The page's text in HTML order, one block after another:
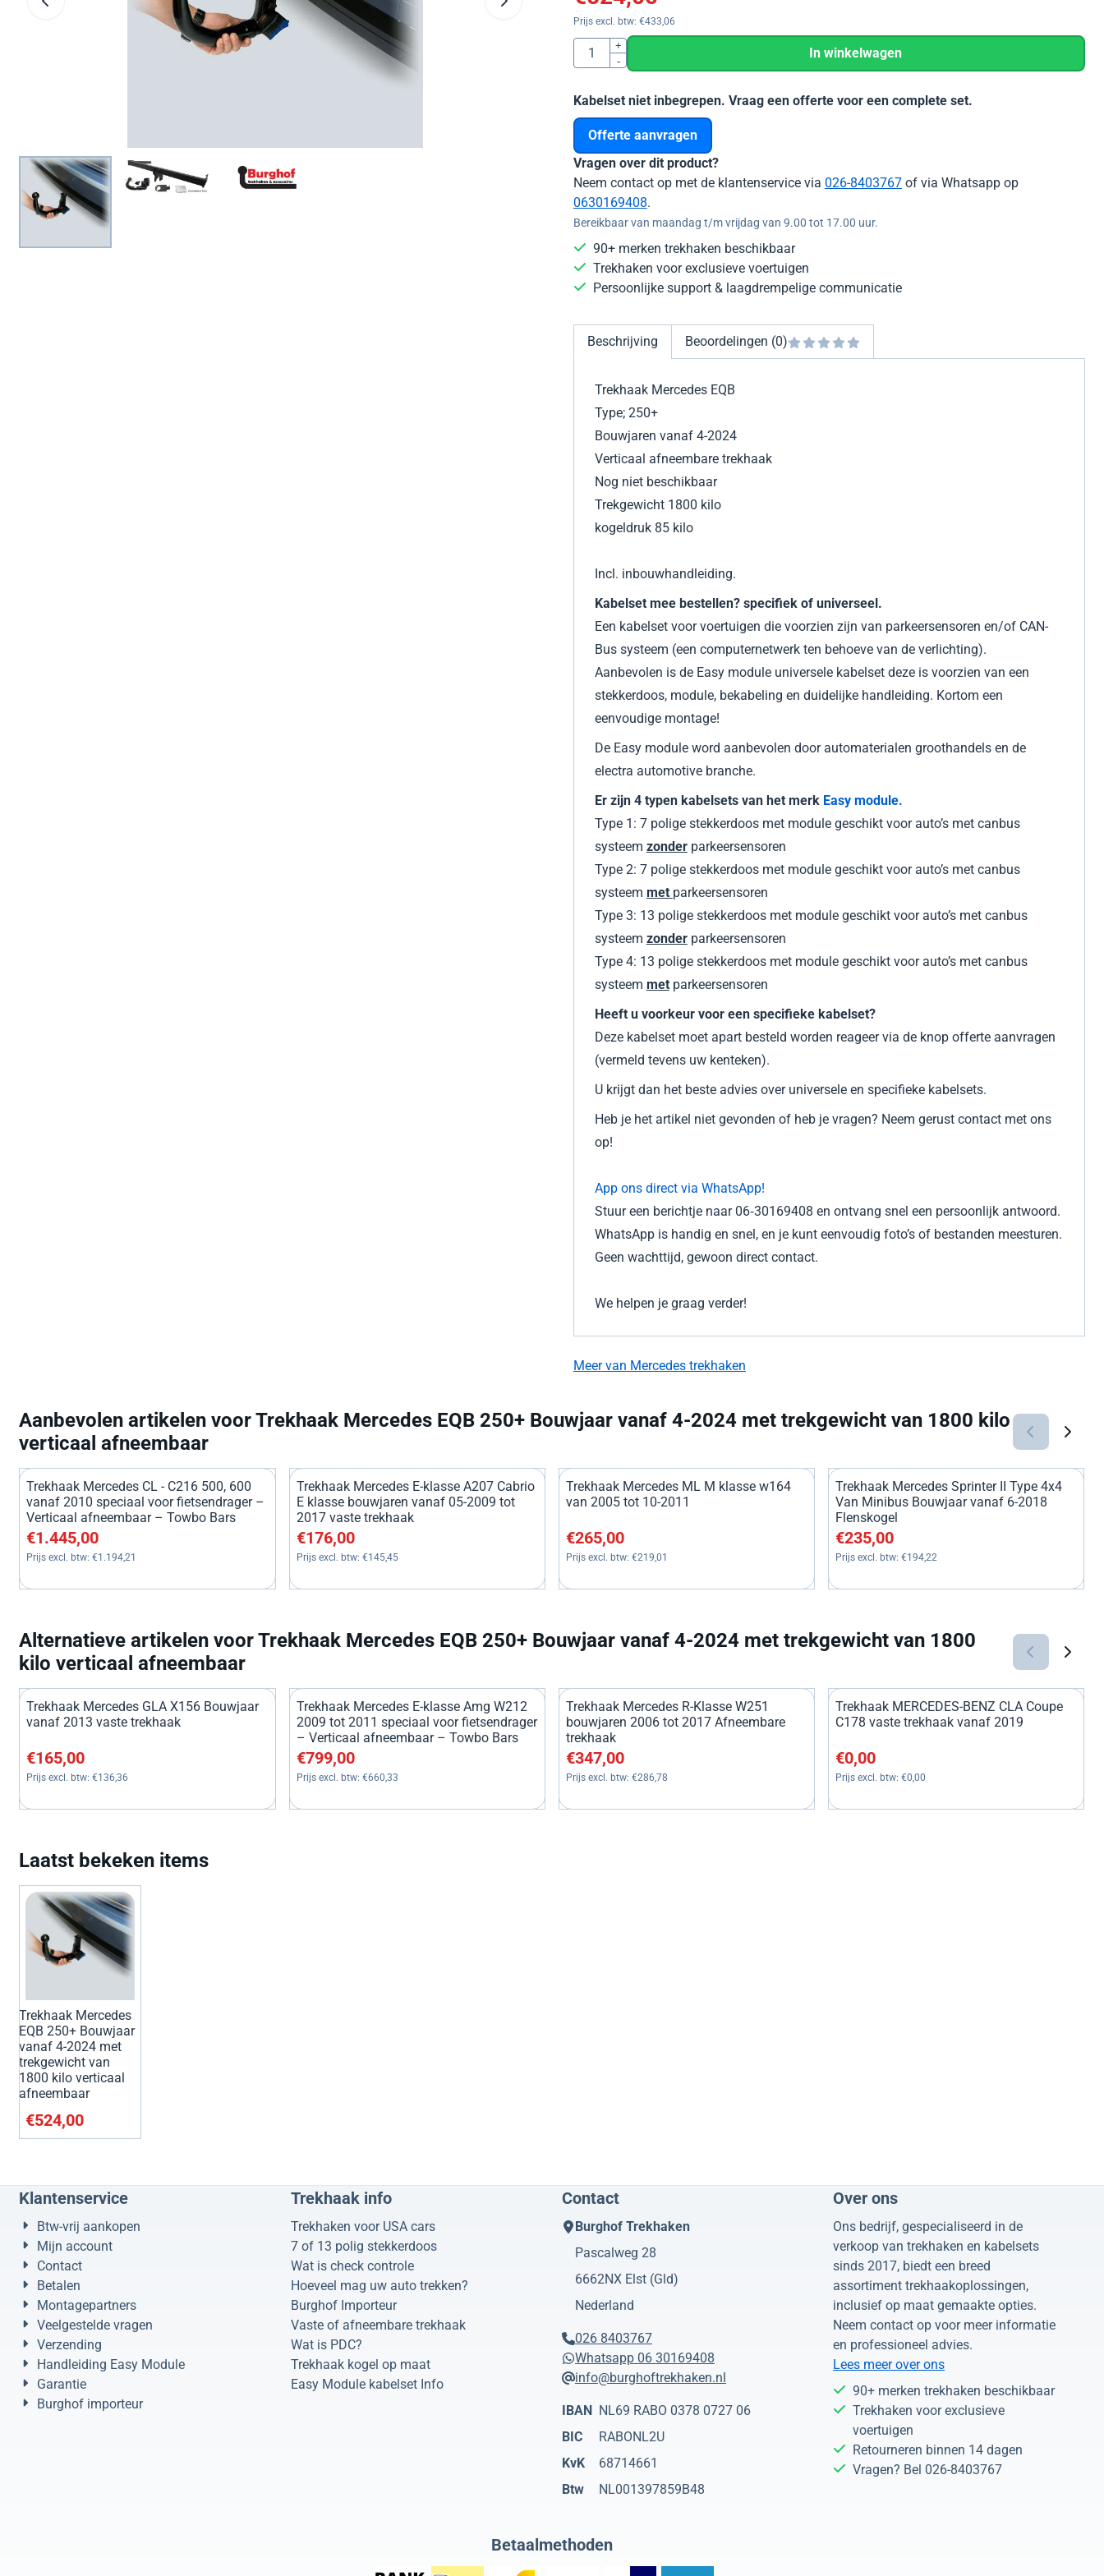
Prijs excl. btw: €433,06
Aantal
+
-
In winkelwagen
Kabelset niet inbegrepen. Vraag een offerte voor een complete set.
Offerte aanvragen
Vragen over dit product?
Neem contact op met de klantenservice via 026-8403767of via Whatsapp op
0630169408.
Bereikbaar van maandag t/m vrijdag van 9.00 tot 17.00 uur.
90+ merken trekhaken beschikbaar
Trekhaken voor exclusieve voertuigen
Persoonlijke support & laagdrempelige communicatie
Beschrijving Beoordelingen (0)
Trekhaak Mercedes EQB
Type; 250+
Bouwjaren vanaf 4-2024
Verticaal afneembare trekhaak
Nog niet beschikbaar
Trekgewicht 1800 kilo
kogeldruk 85 kilo
Incl. inbouwhandleiding.
Kabelset mee bestellen? specifiek of universeel.
Een kabelset voor voertuigen die voorzien zijn van parkeersensoren en/of CAN-
Bus systeem (een computernetwerk ten behoeve van de verlichting).
Aanbevolen is de Easy module universele kabelset deze is voorzien van een
stekkerdoos, module, bekabeling en duidelijke handleiding. Kortom een
eenvoudige montage!
De Easy module word aanbevolen door automaterialen groothandels en de
electra automotive branche.
Er zijn 4 typen kabelsets van het merk Easy module.
Type 1: 7 polige stekkerdoos met module geschikt voor auto’s met canbus
systeem zonderparkeersensoren
Type 2: 7 polige stekkerdoos met module geschikt voor auto’s met canbus
systeem met parkeersensoren
Type 3: 13 polige stekkerdoos met module geschikt voor auto’s met canbus
systeem zonder parkeersensoren
Type 4: 13 polige stekkerdoos met module geschikt voor auto’s met canbus
systeem metparkeersensoren
Heeft u voorkeur voor een specifieke kabelset?
Deze kabelset moet apart besteld worden reageer via de knop offerte aanvragen
(vermeld tevens uw kenteken).
U krijgt dan het beste advies over universele en specifieke kabelsets.
Heb je het artikel niet gevonden of heb je vragen? Neem gerust contact met ons
op!
App ons direct via WhatsApp!
Stuur een berichtje naar 06‑30169408 en ontvang snel een persoonlijk antwoord.
WhatsApp is handig en snel, en je kunt eenvoudig foto’s of bestanden meesturen.
Geen wachttijd, gewoon direct contact.
We helpen je graag verder!
Meer van Mercedes trekhaken
Aanbevolen artikelen voorTrekhaak Mercedes EQB 250+ Bouwjaar vanaf 4-2024 met trekgewicht van 1800 kilo
verticaal afneembaar
Trekhaak Mercedes CL - C216 500, 600
vanaf 2010 speciaal voor fietsendrager –
Verticaal afneembaar – Towbo Bars
Prijs: 1 445,00, exclusief btw: 1 194,21
€1.445,00
Prijs excl. btw: €1.194,21
Trekhaak Mercedes E-klasse A207 Cabrio
E klasse bouwjaren vanaf 05-2009 tot
2017 vaste trekhaak
Prijs: 176,00, exclusief btw: 145,45
€176,00
Prijs excl. btw: €145,45
Trekhaak Mercedes ML M klasse w164
van 2005 tot 10-2011
Prijs: 265,00, exclusief btw: 219,01
€265,00
Prijs excl. btw: €219,01
Trekhaak Mercedes Sprinter II Type 4x4
Van Minibus Bouwjaar vanaf 6-2018
Flenskogel
Prijs: 235,00, exclusief btw: 194,22
€235,00
Prijs excl. btw: €194,22
Alternatieve artikelen voorTrekhaak Mercedes EQB 250+ Bouwjaar vanaf 4-2024 met trekgewicht van 1800
kilo verticaal afneembaar
Trekhaak Mercedes GLA X156 Bouwjaar
vanaf 2013 vaste trekhaak
Prijs: 165,00, exclusief btw: 136,36
€165,00
Prijs excl. btw: €136,36
Trekhaak Mercedes E-klasse Amg W212
2009 tot 2011 speciaal voor fietsendrager
– Verticaal afneembaar – Towbo Bars
Prijs: 799,00, exclusief btw: 660,33
€799,00
Prijs excl. btw: €660,33
Trekhaak Mercedes R-Klasse W251
bouwjaren 2006 tot 2017 Afneembare
trekhaak
Prijs: 347,00, exclusief btw: 286,78
€347,00
Prijs excl. btw: €286,78
Trekhaak MERCEDES-BENZ CLA Coupe
C178 vaste trekhaak vanaf 2019
Prijs: 0,00, exclusief btw: 0,00
€0,00
Prijs excl. btw: €0,00
Laatst bekeken items
Trekhaak Mercedes
EQB 250+ Bouwjaar
vanaf 4-2024 met
trekgewicht van
1800 kilo verticaal
afneembaar
€524,00
Klantenservice
Btw-vrij aankopen
Mijn account
Contact
Betalen
Montagepartners
Veelgestelde vragen
Verzending
Handleiding Easy Module
Garantie
Burghof importeur
Trekhaak info
Trekhaken voor USA cars
7 of 13 polig stekkerdoos
Wat is check controle
Hoeveel mag uw auto trekken?
Burghof Importeur
Vaste of afneembare trekhaak
Wat is PDC?
Trekhaak kogel op maat
Easy Module kabelset Info
Contact
Burghof Trekhaken
Pascalweg 28
6662NX Elst (Gld)
Nederland
026 8403767
Whatsapp 06 30169408
info@burghoftrekhaken.nl
IBAN NL69 RABO 0378 0727 06
BIC
RABONL2U
KvK
68714661
Btw
NL001397859B48
Over ons
Ons bedrijf, gespecialiseerd in de
verkoop van trekhaken en kabelsets
sinds 2017, biedt een breed
assortiment trekhaakoplossingen,
inclusief op maat gemaakte opties.
Neem contact op voor meer informatie
en professioneel advies.
Lees meer over ons
90+ merken trekhaken beschikbaar
Trekhaken voor exclusieve
voertuigen
Retourneren binnen 14 dagen
Vragen? Bel 026-8403767
Betaalmethoden